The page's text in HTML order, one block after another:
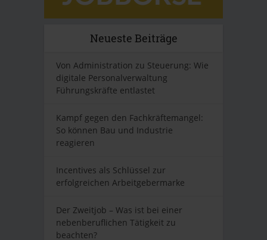
Neueste Beiträge
Von Administration zu Steuerung: Wie
digitale Personalverwaltung
Führungskräfte entlastet
Kampf gegen den Fachkräftemangel:
So können Bau und Industrie
reagieren
Incentives als Schlüssel zur
erfolgreichen Arbeitgebermarke
Der Zweitjob – Was ist bei einer
nebenberuflichen Tätigkeit zu
beachten?